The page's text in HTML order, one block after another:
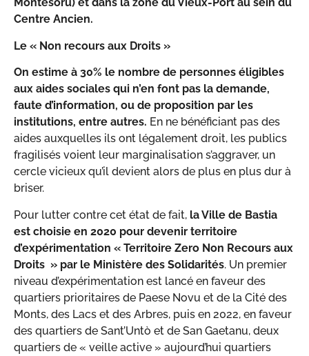
Montesoru) et dans la zone du Vieux-Port au sein du
Centre Ancien.
Le « Non recours aux Droits »
On estime à 30% le nombre de personnes éligibles
aux aides sociales qui n’en font pas la demande,
faute d’information, ou de proposition par les
institutions, entre autres. En ne bénéficiant pas des
aides auxquelles ils ont légalement droit, les publics
fragilisés voient leur marginalisation s’aggraver, un
cercle vicieux qu’il devient alors de plus en plus dur à
briser.
Pour lutter contre cet état de fait, la Ville de Bastia
est choisie en 2020 pour devenir territoire
d’expérimentation « Territoire Zero Non Recours aux
Droits » par le Ministère des Solidarités. Un premier
niveau d’expérimentation est lancé en faveur des
quartiers prioritaires de Paese Novu et de la Cité des
Monts, des Lacs et des Arbres, puis en 2022, en faveur
des quartiers de Sant’Untò et de San Gaetanu, deux
quartiers de « veille active » aujourd’hui quartiers